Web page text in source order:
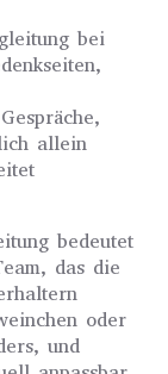
bei
allein
bedeutet
das die
oder
und